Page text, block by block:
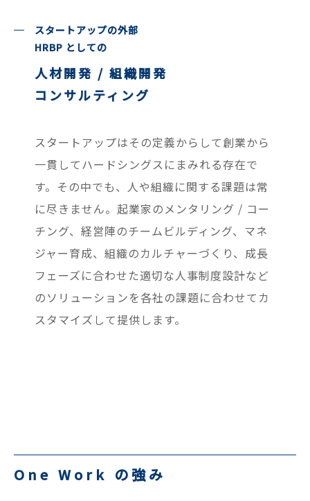
スタートアップの外部
HRBP としての
人材開発 / 組織開発
コンサルティング
スタートアップはその定義からして創業から
一貫してハードシングスにまみれる存在で
す。その中でも、人や組織に関する課題は常
に尽きません。起業家のメンタリング / コー
チング、経営陣のチームビルディング、マネ
ジャー育成、組織のカルチャーづくり、成長
フェーズに合わせた適切な人事制度設計など
のソリューションを各社の課題に合わせてカ
スタマイズして提供します。
One Work の強み